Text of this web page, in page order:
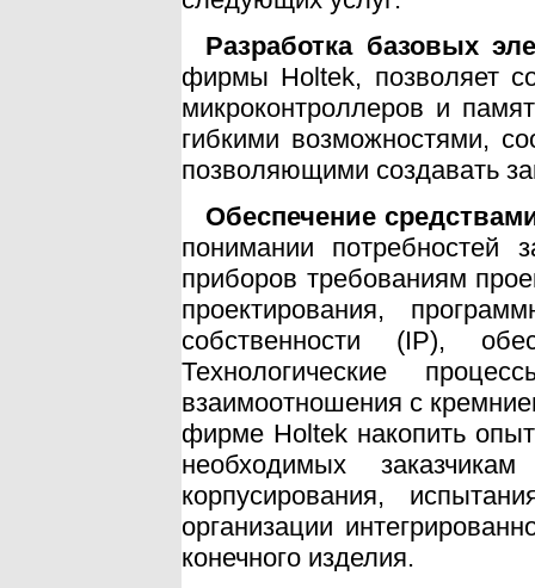
Разработка базовых
фирмы Holtek, позволяет
микроконтроллеров и
гибкими возможностями,
позволяющими создавать
Обеспечение
понимании потребностей
приборов требованиям
проектирования,
собственности (IP),
Технологические
взаимоотношения с
фирме Holtek накопить опыт
необходимых
корпусирования,
организации
конечного изделия.